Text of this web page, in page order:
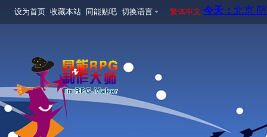
设为首页 收藏本站 同能贴吧 切换语言 繁体中文